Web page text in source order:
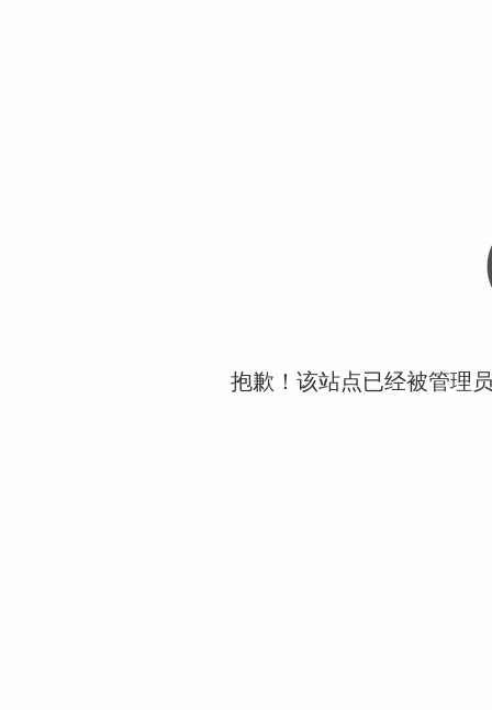
抱歉！该站点已经被管理